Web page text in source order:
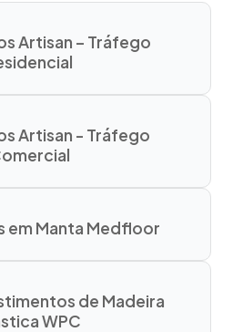
Artisan – Tráfego
Artisan - Tráfego
em Manta Medfloor
de Madeira
WPC